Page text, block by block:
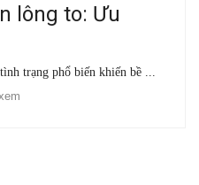
lông to: Ưu
trạng phổ biến khiến bề ...